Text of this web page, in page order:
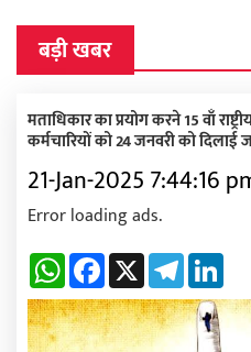
बड़ी खबर
मताधिकार का प्रयोग करने 15 वाँ
कर्मचारियों को 24 जनवरी को
21-Jan-2025 7:44:16
Error loading ads.
WhatsAppFacebook
X Telegram
Previous